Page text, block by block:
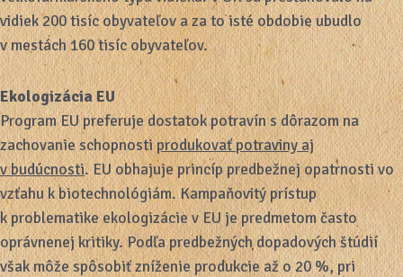
vidiek 200 tisíc obyvateľov a za to isté obdobie ubudlo
v mestách 160 tisíc obyvateľov.
Ekologizácia EU
Program EU preferuje dostatok potravín s dôrazom na
zachovanie schopnostiprodukovať potraviny aj
v budúcnosti. EU obhajuje princíp predbežnej opatrnosti vo
vzťahu k biotechnológiám. Kampaňovitý prístup
k problematike ekologizácie v EU je predmetom často
oprávnenej kritiky. Podľa predbežných dopadových štúdií
však môže spôsobiť zníženie produkcie až o 20 %, pri